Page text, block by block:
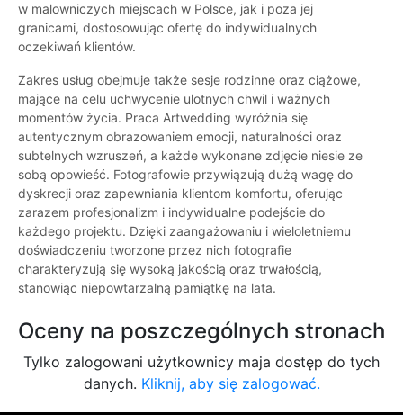
w malowniczych miejscach w Polsce, jak i poza jej
granicami, dostosowując ofertę do indywidualnych
oczekiwań klientów.
Zakres usług obejmuje także sesje rodzinne oraz ciążowe,
mające na celu uchwycenie ulotnych chwil i ważnych
momentów życia. Praca Artwedding wyróżnia się
autentycznym obrazowaniem emocji, naturalności oraz
subtelnych wzruszeń, a każde wykonane zdjęcie niesie ze
sobą opowieść. Fotografowie przywiązują dużą wagę do
dyskrecji oraz zapewniania klientom komfortu, oferując
zarazem profesjonalizm i indywidualne podejście do
każdego projektu. Dzięki zaangażowaniu i wieloletniemu
doświadczeniu tworzone przez nich fotografie
charakteryzują się wysoką jakością oraz trwałością,
stanowiąc niepowtarzalną pamiątkę na lata.
Oceny na poszczególnych stronach
Tylko zalogowani użytkownicy maja dostęp do tych
danych. Kliknij, aby się zalogować.